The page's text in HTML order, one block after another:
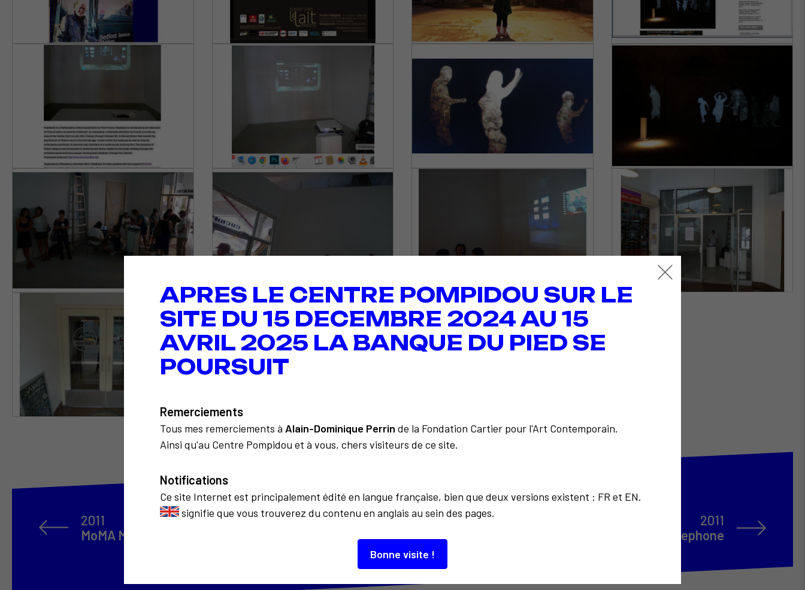
APRES LE CENTRE POMPIDOU SUR LE
SITE DU 15 DECEMBRE 2024 AU 15
AVRIL 2025 LA BANQUE DU PIED SE
POURSUIT
Remerciements
Tous mes remerciements à Alain-Dominique Perrin de la Fondation Cartier pour l'Art Contemporain.
Ainsi qu'au Centre Pompidou et à vous, chers visiteurs de ce site.
Notifications
Ce site Internet est principalement édité en langue française, bien que deux versions existent : FR et EN.
signifie que vous trouverez du contenu en anglais au sein des pages.
Bonne visite !
2011
MoMA M2 invisible
2011
Art by telephone